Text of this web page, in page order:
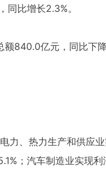
比增长2.3%。
额840.0亿元，同比下降
力、热力生产和供应
；汽车制造业实现利